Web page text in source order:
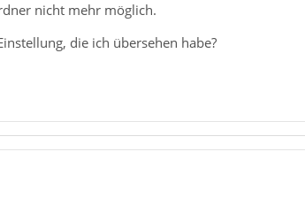
nicht mehr möglich.
die ich übersehen habe?